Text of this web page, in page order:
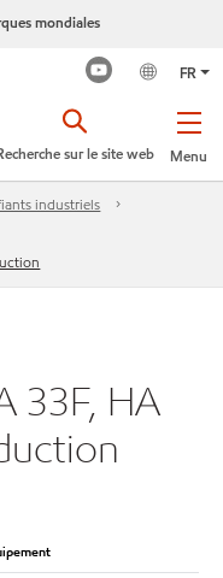
mondiales
FR
Menu
sur le site web
industriels
33F, HA